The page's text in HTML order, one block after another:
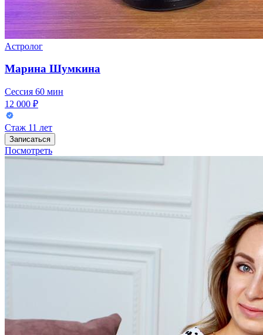
Астролог
Марина Шумкина
Сессия 60 мин
12 000 ₽
Стаж 11 лет
Записаться
Посмотреть